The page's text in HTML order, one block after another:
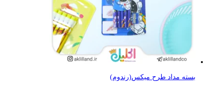
بسته مداد طرح میکس(رندوم)